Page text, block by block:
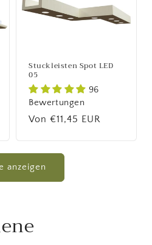
Stuckleisten Spot LED
05
96
Bewertungen
Normaler
Von €11,45 EUR
anzeigen